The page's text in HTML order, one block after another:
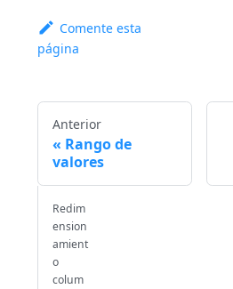
Comente esta
página
Anterior
Rango de
valores
Redim
ension
amient
o
colum